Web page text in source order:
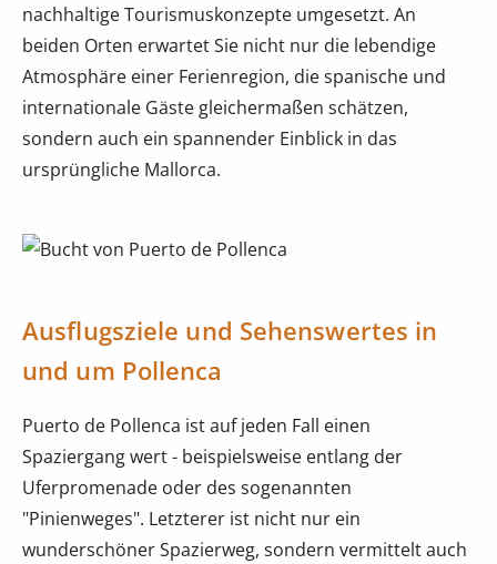
nachhaltige Tourismuskonzepte umgesetzt. An
beiden Orten erwartet Sie nicht nur die lebendige
Atmosphäre einer Ferienregion, die spanische und
internationale Gäste gleichermaßen schätzen,
sondern auch ein spannender Einblick in das
ursprüngliche Mallorca.
Ausflugsziele und Sehenswertes in
und um Pollenca
Puerto de Pollenca ist auf jeden Fall einen
Spaziergang wert - beispielsweise entlang der
Uferpromenade oder des sogenannten
"Pinienweges". Letzterer ist nicht nur ein
wunderschöner Spazierweg, sondern vermittelt auch